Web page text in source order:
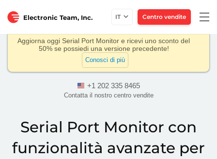
Electronic Team, Inc. IT Centro vendite
Aggiorna oggi Serial Port Monitor e ricevi uno sconto del
50% se possiedi una versione precedente!
Conosci di più
+1 202 335 8465
Contatta il nostro centro vendite
Serial Port Monitor con
funzionalità avanzate per